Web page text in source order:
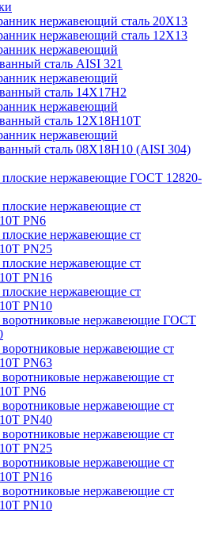
нержавеющий сталь 20Х13
нержавеющий сталь 12Х13
нержавеющий
сталь AISI 321
нержавеющий
сталь 14Х17Н2
нержавеющий
сталь 12Х18Н10Т
нержавеющий
сталь 08Х18Н10 (AISI 304)
нержавеющие ГОСТ 12820-
нержавеющие ст
PN6
нержавеющие ст
PN25
нержавеющие ст
PN16
нержавеющие ст
PN10
нержавеющие ГОСТ
нержавеющие ст
PN63
нержавеющие ст
PN6
нержавеющие ст
PN40
нержавеющие ст
PN25
нержавеющие ст
PN16
нержавеющие ст
PN10